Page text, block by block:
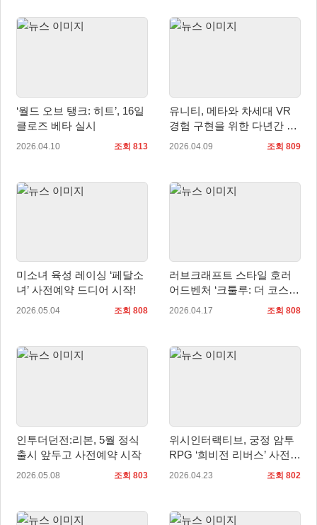
‘월드 오브 탱크: 히트’, 16일
클로즈 베타 실시
2026.04.10 조회 813
유니티, 메타와 차세대 VR
경험 구현을 위한 다년간 파
트너십 연장
2026.04.09 조회 809
미소녀 육성 레이싱 ‘페달소
녀’ 사전예약 드디어 시작!
2026.05.04 조회 808
러브크래프트 스타일 호러
어드벤처 ‘크툴루: 더 코스믹
어비스’ PC, PS5 한국어판
2026.04.17 조회 808
인투더던전:리본, 5월 정식
출시 앞두고 사전예약 시작
2026.05.08 조회 803
위시인터랙티브, 궁정 암투
RPG ‘희비전 리버스’ 사전예
약 돌입
2026.04.23 조회 802